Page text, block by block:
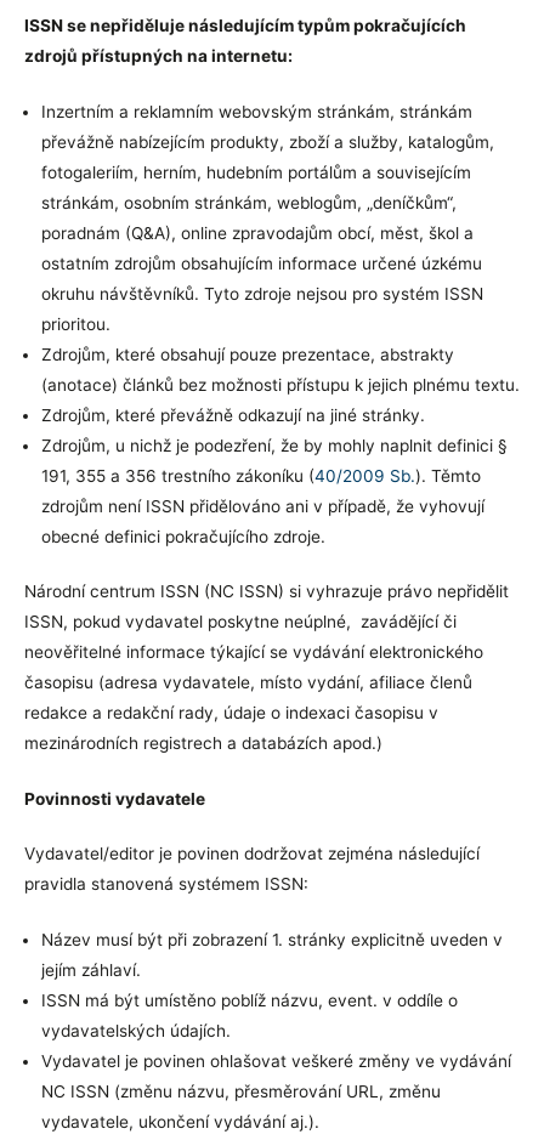
ISSN se nepřiděluje následujícím typům pokračujících
zdrojů přístupných na internetu:
Inzertním a reklamním webovským stránkám, stránkám
převážně nabízejícím produkty, zboží a služby, katalogům,
fotogaleriím, herním, hudebním portálům a souvisejícím
stránkám, osobním stránkám, weblogům, „deníčkům“,
poradnám (Q&A), online zpravodajům obcí, měst, škol a
ostatním zdrojům obsahujícím informace určené úzkému
okruhu návštěvníků. Tyto zdroje nejsou pro systém ISSN
prioritou.
Zdrojům, které obsahují pouze prezentace, abstrakty
(anotace) článků bez možnosti přístupu k jejich plnému textu.
Zdrojům, které převážně odkazují na jiné stránky.
Zdrojům, u nichž je podezření, že by mohly naplnit definici §
191, 355 a 356 trestního zákoníku (40/2009 Sb.). Těmto
zdrojům není ISSN přidělováno ani v případě, že vyhovují
obecné definici pokračujícího zdroje.
Národní centrum ISSN (NC ISSN) si vyhrazuje právo nepřidělit
ISSN, pokud vydavatel poskytne neúplné, zavádějící či
neověřitelné informace týkající se vydávání elektronického
časopisu (adresa vydavatele, místo vydání, afiliace členů
redakce a redakční rady, údaje o indexaci časopisu v
mezinárodních registrech a databázích apod.)
Povinnosti vydavatele
Vydavatel/editor je povinen dodržovat zejména následující
pravidla stanovená systémem ISSN:
Název musí být při zobrazení 1. stránky explicitně uveden v
jejím záhlaví.
ISSN má být umístěno poblíž názvu, event. v oddíle o
vydavatelských údajích.
Vydavatel je povinen ohlašovat veškeré změny ve vydávání
NC ISSN (změnu názvu, přesměrování URL, změnu
vydavatele, ukončení vydávání aj.).